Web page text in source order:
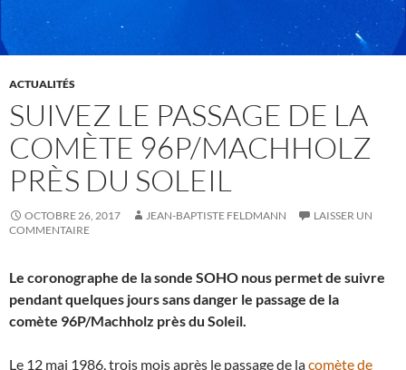
ACTUALITÉS
SUIVEZ LE PASSAGE DE LA
COMÈTE 96P/MACHHOLZ
PRÈS DU SOLEIL
OCTOBRE 26, 2017 JEAN-BAPTISTE FELDMANN
LAISSER UN
COMMENTAIRE
Le coronographe de la sonde SOHO nous permet de suivre
pendant quelques jours sans danger le passage de la
comète 96P/Machholz près du Soleil.
Le 12 mai 1986, trois mois après le passage de lacomète de